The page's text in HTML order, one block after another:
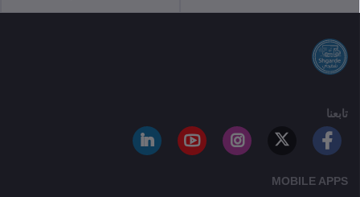
تابعنا
MOBILE APPS